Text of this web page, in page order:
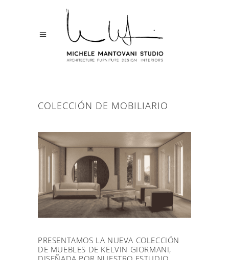
COLECCIÓN DE MOBILIARIO
PRESENTAMOS LA NUEVA COLECCIÓN
DE MUEBLES DE KELVIN GIORMANI,